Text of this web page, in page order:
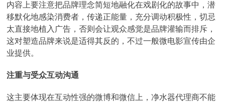
内容上要注意把品牌理念简短地融化在戏剧化的故事中，潜
移默化地感染消费者，传递正能量，充分调动积极性，切忌
太直接地植入广告，否则会让观众感觉是品牌灌输而排斥，
这对塑造品牌来说是适得其反的，不过一般微电影宣传由企
业提供。
注重与受众互动沟通
这主要体现在互动性强的微博和微信上，净水器代理商不能